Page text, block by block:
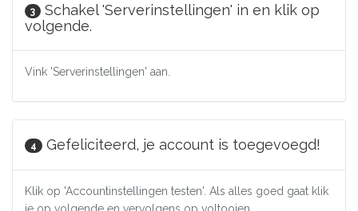
3
Schakel 'Serverinstellingen' in en klik op
volgende.
Vink 'Serverinstellingen' aan.
4 Gefeliciteerd, je account is toegevoegd!
Klik op 'Accountinstellingen testen'. Als alles goed gaat klik